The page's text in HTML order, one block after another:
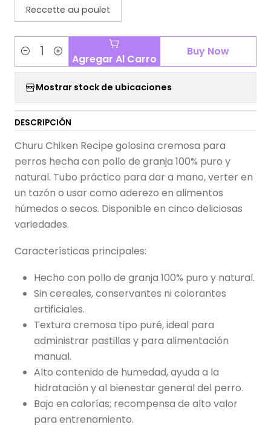
Reccette au poulet
Cantidad Agregar Al Carro
Buy Now
Mostrar stock de ubicaciones
DESCRIPCIÓN
Churu Chiken Recipe golosina cremosa para
perros hecha con pollo de granja 100% puro y
natural. Tubo práctico para dar a mano, verter en
un tazón o usar como aderezo en alimentos
húmedos o secos. Disponible en cinco deliciosas
variedades.
Características principales:
Hecho con pollo de granja 100% puro y natural.
Sin cereales, conservantes ni colorantes
artificiales.
Textura cremosa tipo puré, ideal para
administrar pastillas y para alimentación
manual.
Alto contenido de humedad, ayuda a la
hidratación y al bienestar general del perro.
Bajo en calorías; recompensa de alto valor
para entrenamiento.